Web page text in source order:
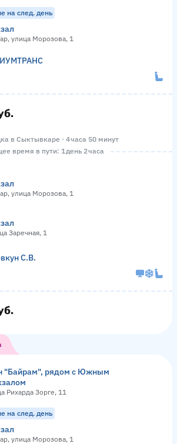
на след. день
улица Морозова, 1
в Сыктывкаре · 4 часа 50 минут
время в пути: 1 день 2 часа
улица Морозова, 1
Заречная, 1
С.В.
"Байрам", рядом с Южным
Рихарда Зорге, 11
на след. день
улица Морозова, 1